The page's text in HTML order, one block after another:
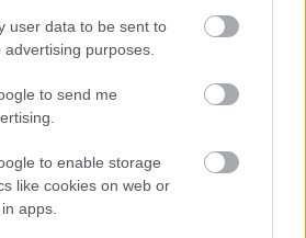
user data to be sent to
purposes.
to send me
to enable storage
like cookies on web or
apps.